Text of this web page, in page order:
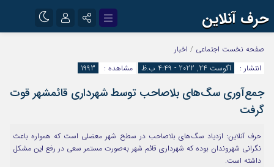
حرف آنلاین
اینستاگرام
آپارات
رمز عبور
مرا به خاطر بسپار
صفحه نخست اجتماعی / اخبار
انتشار :
آگوست 24, 2022 - 4:49 ب.ظ مشاهده : 1993
جمع‌آوری سگ‌های بلاصاحب توسط شهرداری قائمشهر قوت
گرفت
حرف آنلاین: ازدیاد سگ‌های بلاصاحب در سطح شهر معضلی است که همواره باعث
نگرانی شهروندان بوده که شهرداری قائم شهر به‌صورت مستمر سعی در رفع این مشکل
داشته است.